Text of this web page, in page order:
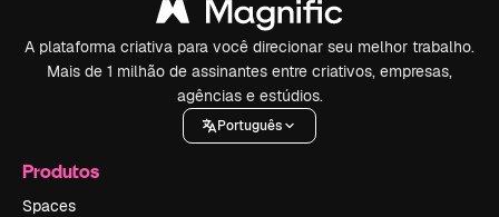
A plataforma criativa para você direcionar seu melhor trabalho.
Mais de 1 milhão de assinantes entre criativos, empresas,
agências e estúdios.
Português
Produtos
Spaces